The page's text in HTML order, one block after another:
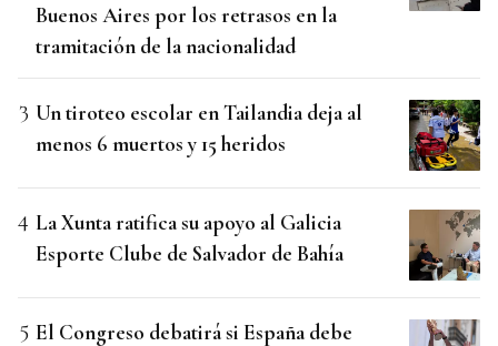
Buenos Aires por los retrasos en la
tramitación de la nacionalidad
Un tiroteo escolar en Tailandia deja al
menos 6 muertos y 15 heridos
La Xunta ratifica su apoyo al Galicia
Esporte Clube de Salvador de Bahía
El Congreso debatirá si España debe